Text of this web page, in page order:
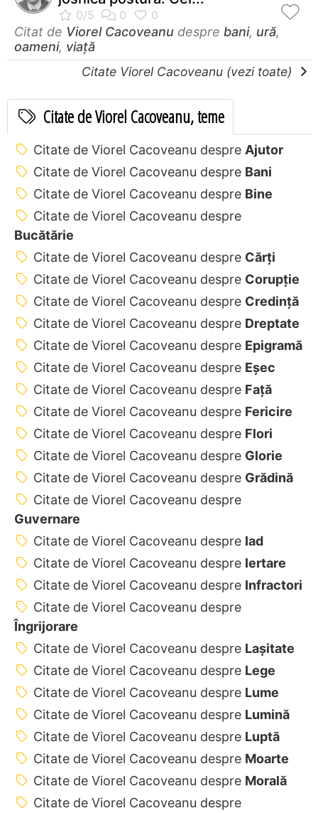
Citat de Viorel Cacoveanu despre bani, ură,
oameni, viață
Citate Viorel Cacoveanu (vezi toate)
Citate de Viorel Cacoveanu, teme
Citate de Viorel Cacoveanu despre Ajutor
Citate de Viorel Cacoveanu despre Bani
Citate de Viorel Cacoveanu despre Bine
Citate de Viorel Cacoveanu despre
Bucătărie
Citate de Viorel Cacoveanu despre Cărți
Citate de Viorel Cacoveanu despre Corupţie
Citate de Viorel Cacoveanu despre Credință
Citate de Viorel Cacoveanu despre Dreptate
Citate de Viorel Cacoveanu despre Epigramă
Citate de Viorel Cacoveanu despre Eșec
Citate de Viorel Cacoveanu despre Față
Citate de Viorel Cacoveanu despre Fericire
Citate de Viorel Cacoveanu despre Flori
Citate de Viorel Cacoveanu despre Glorie
Citate de Viorel Cacoveanu despre Grădină
Citate de Viorel Cacoveanu despre
Guvernare
Citate de Viorel Cacoveanu despre Iad
Citate de Viorel Cacoveanu despre Iertare
Citate de Viorel Cacoveanu despre Infractori
Citate de Viorel Cacoveanu despre
Îngrijorare
Citate de Viorel Cacoveanu despre Lașitate
Citate de Viorel Cacoveanu despre Lege
Citate de Viorel Cacoveanu despre Lume
Citate de Viorel Cacoveanu despre Lumină
Citate de Viorel Cacoveanu despre Luptă
Citate de Viorel Cacoveanu despre Moarte
Citate de Viorel Cacoveanu despre Morală
Citate de Viorel Cacoveanu despre